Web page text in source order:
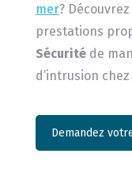
mer?
prestations
Sécuritéde
d’intrusion chez
Demandez